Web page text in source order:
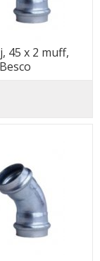
45 x 2 muff,